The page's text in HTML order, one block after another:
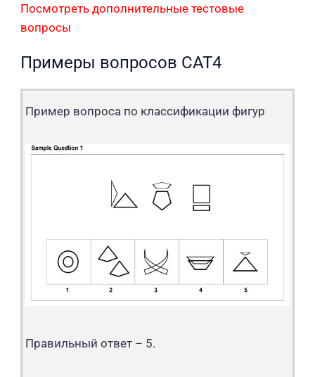
Посмотреть дополнительные тестовые
вопросы
Примеры вопросов CAT4
Пример вопроса по классификации фигур
Правильный ответ – 5.